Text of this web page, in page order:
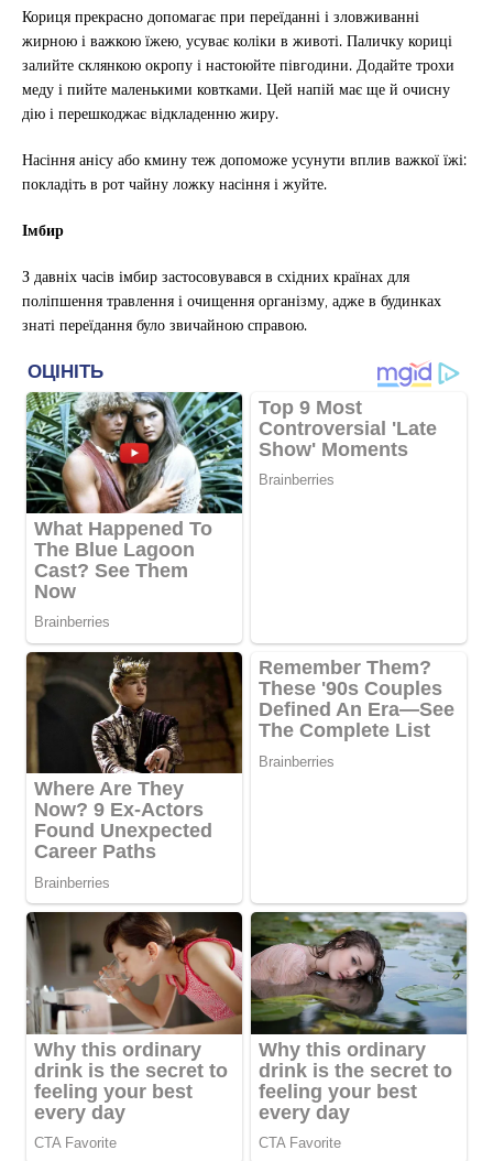
Кориця прекрасно допомагає при переїданні і зловживанні
жирною і важкою їжею, усуває коліки в животі. Паличку кориці
залийте склянкою окропу і настоюйте півгодини. Додайте трохи
меду і пийте маленькими ковтками. Цей напій має ще й очисну
дію і перешкоджає відкладенню жиру.
Насіння анісу або кмину теж допоможе усунути вплив важкої їжі:
покладіть в рот чайну ложку насіння і жуйте.
Імбир
З давніх часів імбир застосовувався в східних країнах для
поліпшення травлення і очищення організму, адже в будинках
знаті переїдання було звичайною справою.